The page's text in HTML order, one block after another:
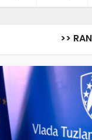
>>